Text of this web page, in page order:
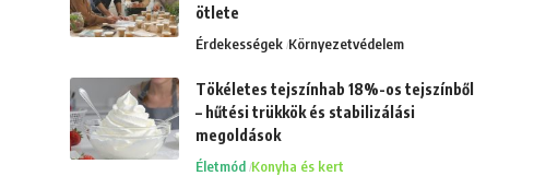
ötlete
Érdekességek Környezetvédelem
Tökéletes tejszínhab 18%-os tejszínből
– hűtési trükkök és stabilizálási
megoldások
Életmód Konyha és kert